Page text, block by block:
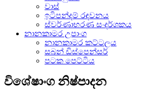
වාස්
ඉටිපන්දම් රඳවනය
ස්වර්ණාභරණ සංදර්ශකය
නානකාමර උපාංග
නානකාමර කට්ටලය
සබන් ඩිස්පෙන්සර්
පටක පෙට්ටිය
විශේෂාංග නිෂ්පාදන